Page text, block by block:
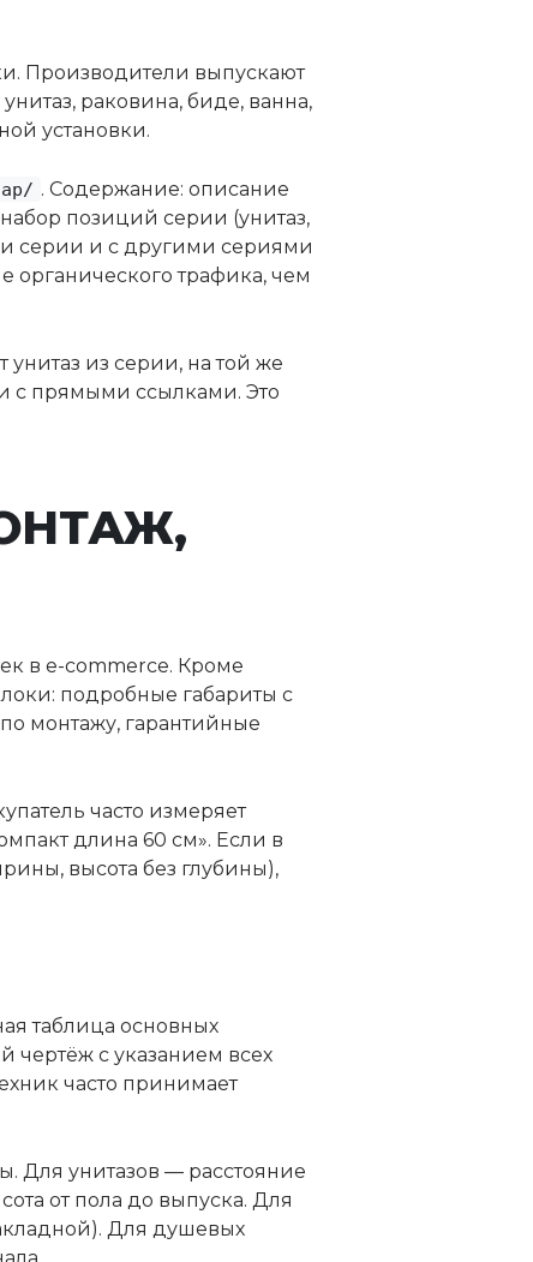
Производители выпускают
раковина, биде, ванна,
установки.
. Содержание: описание
позиций серии (унитаз,
серии и с другими сериями
органического трафика, чем
из серии, на той же
с прямыми ссылками. Это
в e-commerce. Кроме
подробные габариты с
монтажу, гарантийные
часто измеряет
длина 60 см». Если в
высота без глубины),
таблица основных
с указанием всех
часто принимает
Для унитазов — расстояние
от пола до выпуска. Для
Для душевых